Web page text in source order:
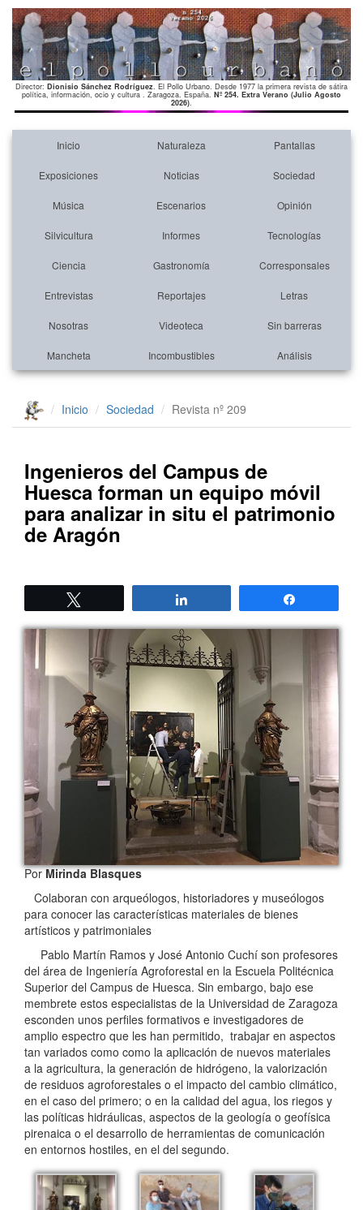
Director: Dionisio Sánchez Rodríguez. El Pollo Urbano. Desde 1977 la primera revista de sátira
política, información, ocio y cultura . Zaragoza. España. Nº 254. Extra Verano (Julio Agosto
2026).
Inicio Naturaleza Pantallas
Exposiciones Noticias Sociedad
Música Escenarios Opinión
Silvicultura Informes Tecnologías
Ciencia Gastronomía Corresponsales
Entrevistas Reportajes Letras
Nosotras Videoteca Sin barreras
Mancheta Incombustibles Análisis
Inicio Sociedad Revista nº 209
Ingenieros del Campus de
Huesca forman un equipo móvil
para analizar in situ el patrimonio
de Aragón
PorMirinda Blasques
Colaboran con arqueólogos, historiadores y museólogos
para conocer las características materiales de bienes
artísticos y patrimoniales
Pablo Martín Ramos y José Antonio Cuchí son profesores
del área de Ingeniería Agroforestal en la Escuela Politécnica
Superior del Campus de Huesca. Sin embargo, bajo ese
membrete estos especialistas de la Universidad de Zaragoza
esconden unos perfiles formativos e investigadores de
amplio espectro que les han permitido, trabajar en aspectos
tan variados como como la aplicación de nuevos materiales
a la agricultura, la generación de hidrógeno, la valorización
de residuos agroforestales o el impacto del cambio climático,
en el caso del primero; o en la calidad del agua, los riegos y
las políticas hidráulicas, aspectos de la geología o geofísica
pirenaica o el desarrollo de herramientas de comunicación
en entornos hostiles, en el del segundo.